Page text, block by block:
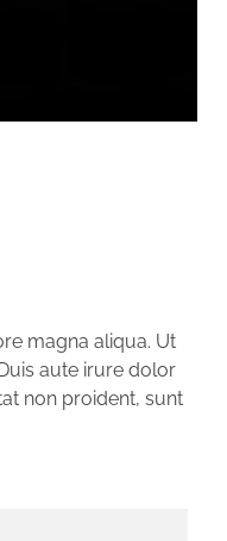
magna aliqua. Ut
aute irure dolor
non proident, sunt